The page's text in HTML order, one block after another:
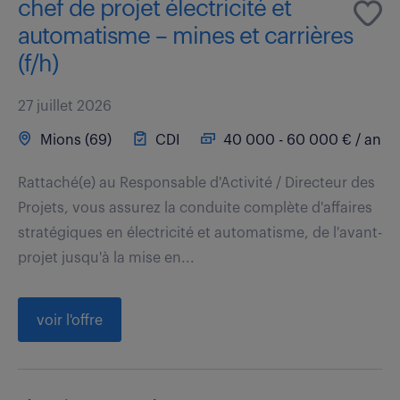
chef de projet électricité et
automatisme – mines et carrières
(f/h)
27 juillet 2026
Mions (69) CDI 40 000 - 60 000 € / an
Rattaché(e) au Responsable d'Activité / Directeur des
Projets, vous assurez la conduite complète d'affaires
stratégiques en électricité et automatisme, de l'avant-
projet jusqu'à la mise en...
voir l'offre